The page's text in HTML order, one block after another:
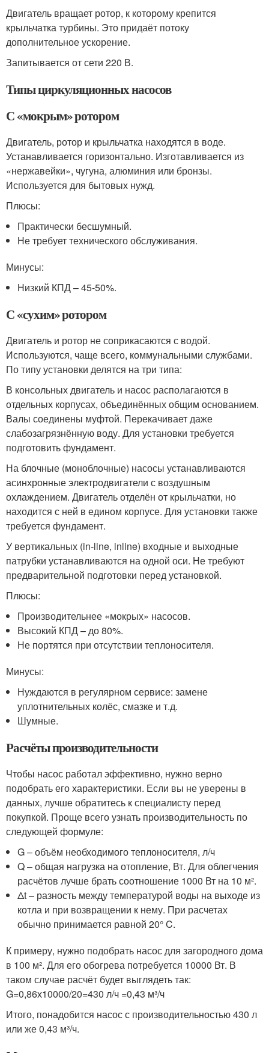
Двигатель вращает ротор, к которому крепится
крыльчатка турбины. Это придаёт потоку
дополнительное ускорение.
Запитывается от сети 220 В.
Типы циркуляционных насосов
С «мокрым» ротором
Двигатель, ротор и крыльчатка находятся в воде.
Устанавливается горизонтально. Изготавливается из
«нержавейки», чугуна, алюминия или бронзы.
Используется для бытовых нужд.
Плюсы:
Практически бесшумный.
Не требует технического обслуживания.
Минусы:
Низкий КПД – 45-50%.
С «сухим» ротором
Двигатель и ротор не соприкасаются с водой.
Используются, чаще всего, коммунальными службами.
По типу установки делятся на три типа:
В консольных двигатель и насос располагаются в
отдельных корпусах, объединённых общим основанием.
Валы соединены муфтой. Перекачивает даже
слабозагрязнённую воду. Для установки требуется
подготовить фундамент.
На блочные (моноблочные) насосы устанавливаются
асинхронные электродвигатели с воздушным
охлаждением. Двигатель отделён от крыльчатки, но
находится с ней в едином корпусе. Для установки также
требуется фундамент.
У вертикальных (in-line, inline) входные и выходные
патрубки устанавливаются на одной оси. Не требуют
предварительной подготовки перед установкой.
Плюсы:
Производительнее «мокрых» насосов.
Высокий КПД – до 80%.
Не портятся при отсутствии теплоносителя.
Минусы:
Нуждаются в регулярном сервисе: замене
уплотнительных колёс, смазке и т.д.
Шумные.
Расчёты производительности
Чтобы насос работал эффективно, нужно верно
подобрать его характеристики. Если вы не уверены в
данных, лучше обратитесь к специалисту перед
покупкой. Проще всего узнать производительность по
следующей формуле:
G – объём необходимого теплоносителя, л/ч
Q – общая нагрузка на отопление, Вт. Для облегчения
расчётов лучше брать соотношение 1000 Вт на 10 м².
Δt – разность между температурой воды на выходе из
котла и при возвращении к нему. При расчетах
обычно принимается равной 20° C.
К примеру, нужно подобрать насос для загородного дома
в 100 м². Для его обогрева потребуется 10000 Вт. В
таком случае расчёт будет выглядеть так:
G=0,86х10000/20=430 л/ч =0,43 м³/ч
Итого, понадобится насос с производительностью 430 л
или же 0,43 м³/ч.